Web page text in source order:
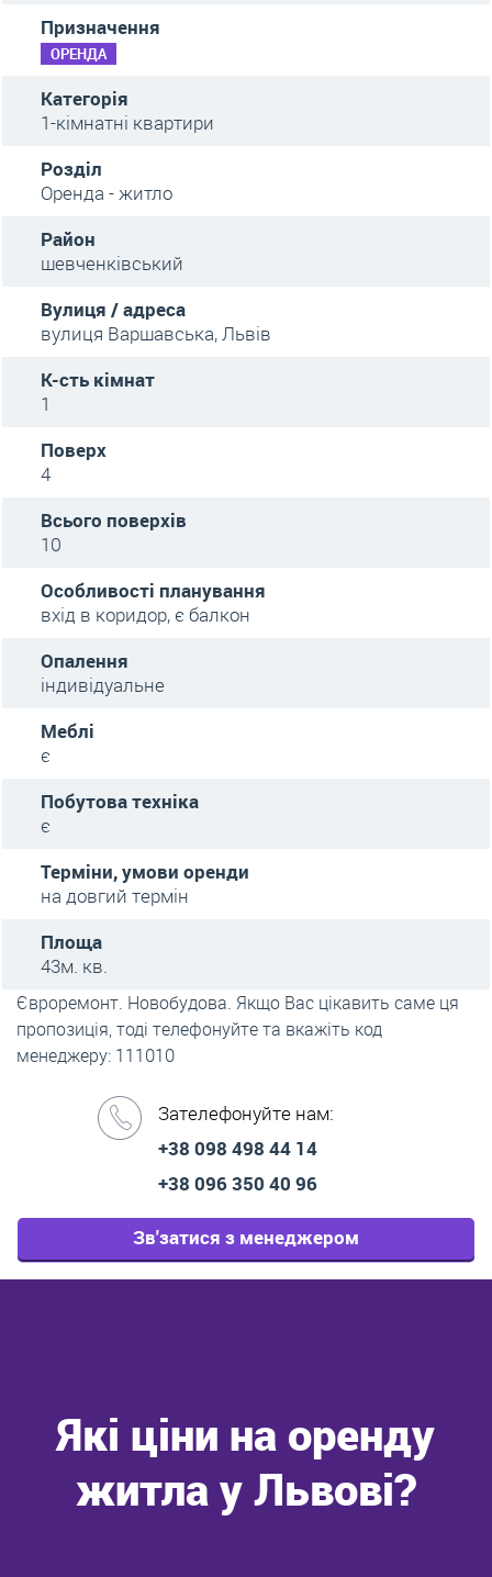
Призначення
ОРЕНДА
Категорія
1-кімнатні квартири
Розділ
Оренда - житло
Район
шевченківський
Вулиця / адреса
вулиця Варшавська, Львів
К-сть кімнат
1
Поверх
4
Всього поверхів
10
Особливості планування
вхід в коридор, є балкон
Опалення
індивідуальне
Меблі
є
Побутова техніка
є
Терміни, умови оренди
на довгий термін
Площа
43м. кв.
Євроремонт. Новобудова. Якщо Вас цікавить саме ця
пропозиція, тоді телефонуйте та вкажіть код
менеджеру: 111010
Зателефонуйте нам:
+38 098 498 44 14
+38 096 350 40 96
Зв'затися з менеджером
Які ціни на оренду
житла у Львові?